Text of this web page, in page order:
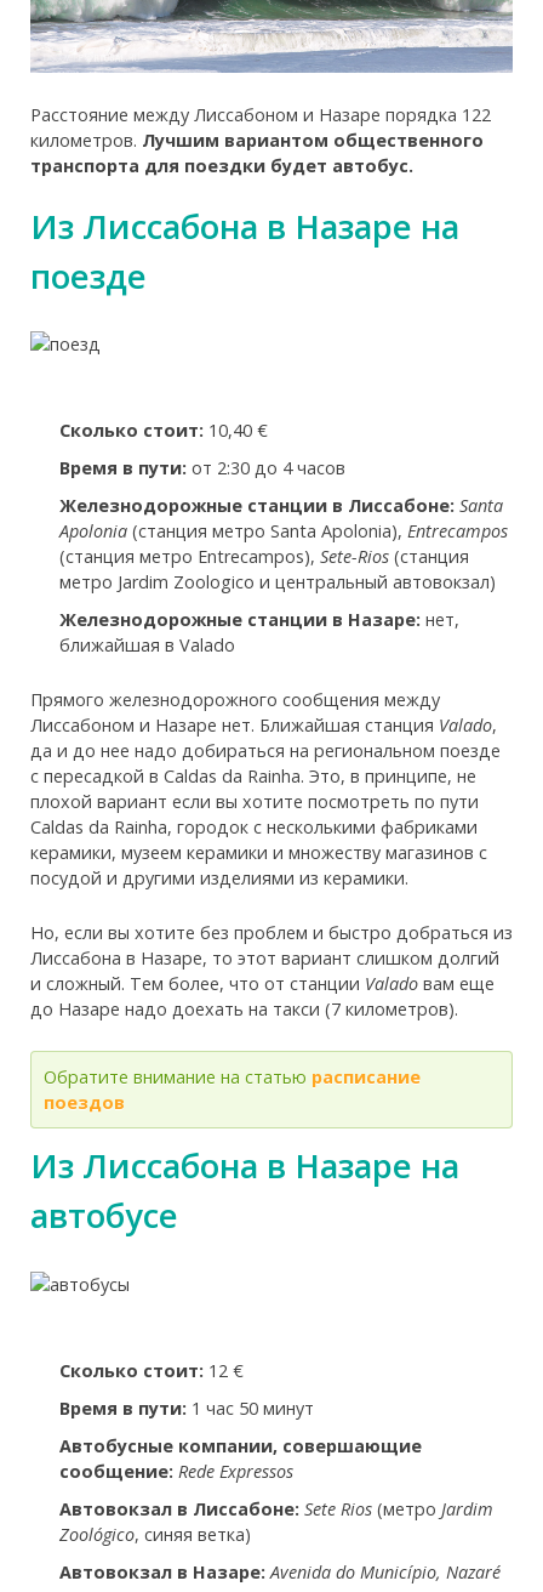
Расстояние между Лиссабоном и Назаре порядка 122
километров. Лучшим вариантом общественного
транспорта для поездки будет автобус.
Из Лиссабона в Назаре на
поезде
Сколько стоит: 10,40 €
Время в пути: от 2:30 до 4 часов
Железнодорожные станции в Лиссабоне: Santa
Apolonia (станция метро Santa Apolonia), Entrecampos
(станция метро Entrecampos), Sete-Rios (станция
метро Jardim Zoologico и центральный автовокзал)
Железнодорожные станции в Назаре: нет,
ближайшая в Valado
Прямого железнодорожного сообщения между
Лиссабоном и Назаре нет. Ближайшая станция Valado,
да и до нее надо добираться на региональном поезде
с пересадкой в Caldas da Rainha. Это, в принципе, не
плохой вариант если вы хотите посмотреть по пути
Caldas da Rainha, городок с несколькими фабриками
керамики, музеем керамики и множеству магазинов с
посудой и другими изделиями из керамики.
Но, если вы хотите без проблем и быстро добраться из
Лиссабона в Назаре, то этот вариант слишком долгий
и сложный. Тем более, что от станции Valado вам еще
до Назаре надо доехать на такси (7 километров).
Обратите внимание на статью расписание
поездов
Из Лиссабона в Назаре на
автобусе
Сколько стоит: 12 €
Время в пути: 1 час 50 минут
Автобусные компании, совершающие
сообщение: Rede Expressos
Автовокзал в Лиссабоне: Sete Rios (метро Jardim
Zoológico, синяя ветка)
Автовокзал в Назаре: Avenida do Município, Nazaré